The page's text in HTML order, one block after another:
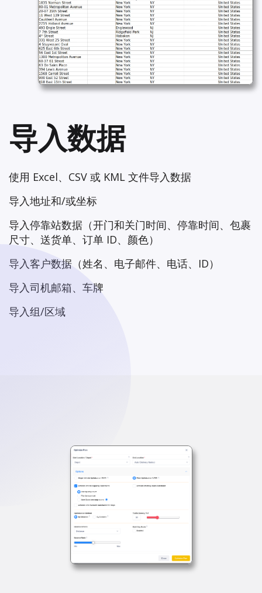
导入数据
使用 Excel、CSV 或 KML 文件导入数据
导入地址和/或坐标
导入停靠站数据（开门和关门时间、停靠时间、包裹
尺寸、送货单、订单 ID、颜色）
导入客户数据（姓名、电子邮件、电话、ID）
导入司机邮箱、车牌
导入组/区域